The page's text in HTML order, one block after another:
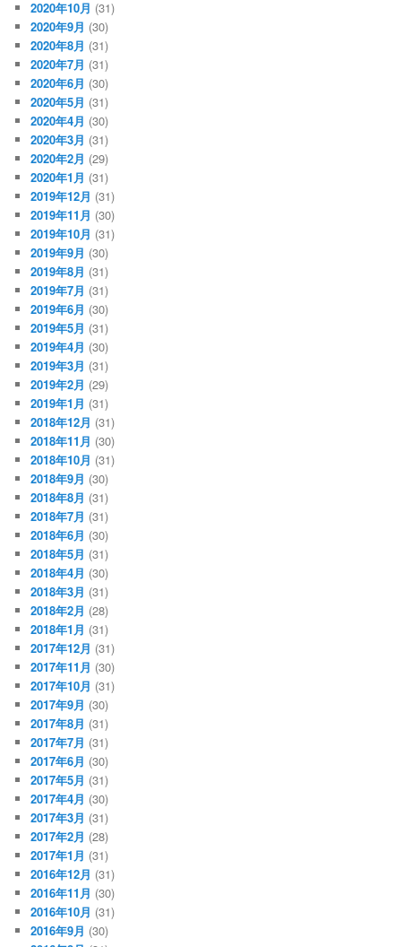
2020年10月 (31)
2020年9月 (30)
2020年8月 (31)
2020年7月 (31)
2020年6月 (30)
2020年5月 (31)
2020年4月 (30)
2020年3月 (31)
2020年2月 (29)
2020年1月 (31)
2019年12月 (31)
2019年11月 (30)
2019年10月 (31)
2019年9月 (30)
2019年8月 (31)
2019年7月 (31)
2019年6月 (30)
2019年5月 (31)
2019年4月 (30)
2019年3月 (31)
2019年2月 (29)
2019年1月 (31)
2018年12月 (31)
2018年11月 (30)
2018年10月 (31)
2018年9月 (30)
2018年8月 (31)
2018年7月 (31)
2018年6月 (30)
2018年5月 (31)
2018年4月 (30)
2018年3月 (31)
2018年2月 (28)
2018年1月 (31)
2017年12月 (31)
2017年11月 (30)
2017年10月 (31)
2017年9月 (30)
2017年8月 (31)
2017年7月 (31)
2017年6月 (30)
2017年5月 (31)
2017年4月 (30)
2017年3月 (31)
2017年2月 (28)
2017年1月 (31)
2016年12月 (31)
2016年11月 (30)
2016年10月 (31)
2016年9月 (30)